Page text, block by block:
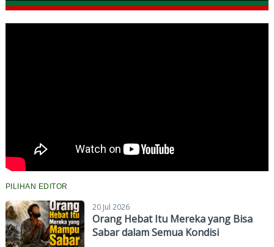
PILIHAN EDITOR
20 Jul 2026
Orang Hebat Itu Mereka yang Bisa
Sabar dalam Semua Kondisi